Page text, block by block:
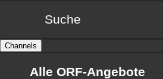
Suche
Channels
Alle ORF-Angebote